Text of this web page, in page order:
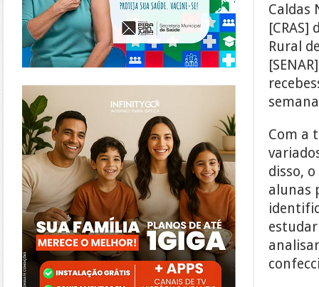
Caldas
Rural
Com a
disso,
alunas
https://www.infinitygo.com.br/